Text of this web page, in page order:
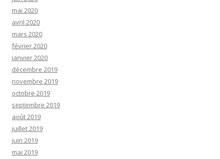
mai 2020
avril 2020
mars 2020
février 2020
janvier 2020
décembre 2019
novembre 2019
octobre 2019
septembre 2019
août 2019
juillet 2019
juin 2019
mai 2019